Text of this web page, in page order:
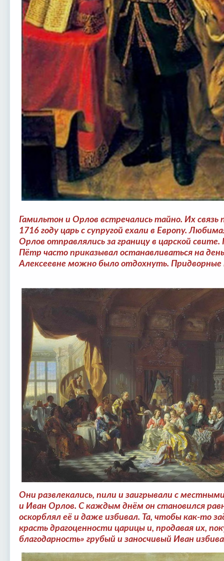
Гамильтон и Орлов встречались тайно. Их связь
1716 году царь с супругой ехали в Европу.
Орлов отправлялись за границу в царской
Пётр часто приказывал останавливаться на
Алексеевне можно было отдохнуть. Придворные
Они развлекались, пили и заигрывали с
и Иван Орлов. С каждым днём он становился
оскорблял её и даже избивал. Та, чтобы как-то
красть драгоценности царицы и, продавая их,
благодарность» грубый и заносчивый Иван